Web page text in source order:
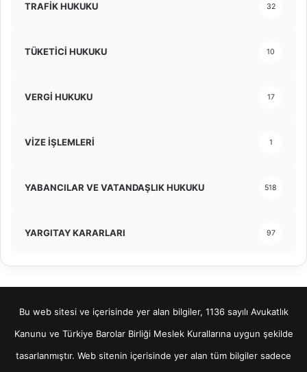
TRAFİK HUKUKU 32
TÜKETİCİ HUKUKU 10
VERGİ HUKUKU 17
VİZE İŞLEMLERİ 1
YABANCILAR VE VATANDAŞLIK HUKUKU 518
YARGITAY KARARLARI 97
Bu web sitesi ve içerisinde yer alan bilgiler, 1136 sayılı Avukatlık
Kanunu ve Türkiye Barolar Birliği Meslek Kurallarına uygun şekilde
tasarlanmıştır. Web sitenin içerisinde yer alan tüm bilgiler sadece